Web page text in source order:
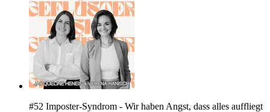
#52 Imposter-Syndrom - Wir haben Angst, dass alles auffliegt